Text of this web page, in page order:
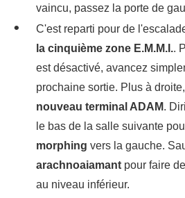
vaincu, passez la porte de
C'est reparti pour de
la cinquième zone E.M.M.I..
est désactivé, avancez
prochaine sortie. Plus à
nouveau terminal ADAM.
le bas de la salle suivante
morphing vers la gauche.
arachnoaiamant pour faire
au niveau inférieur.